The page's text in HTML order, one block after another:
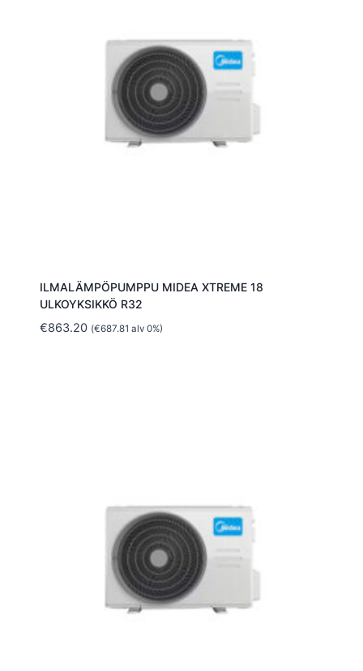
ILMALÄMPÖPUMPPU MIDEA XTREME 18
ULKOYKSIKKÖ R32
€863.20 (€687.81 alv 0%)